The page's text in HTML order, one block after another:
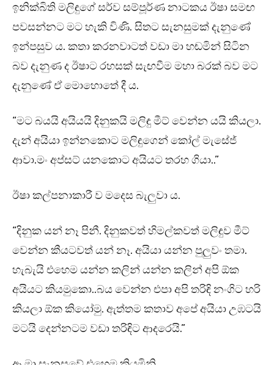
ඉනික්බිති මලිඳුගේ සර්ව සම්පූර්ණ නාටකය ඊෂා සමඟ
පවසන්නට මට හැකි විණි. සිතට සැනසුමක් දැනුණේ
ඉන්පසුව ය. කතා කරනවාටත් වඩා මා හඬමින් සිටින
බව දැනුණ ද ඊෂාට රහසක් සැඟවීම මහා බරක් බව මට
දැනුණේ ඒ මොහොතේ දී ය.
“මට බයයි අයියයි දිනුකයි මලිඳු මීට් වෙන්න යයි කියලා.
දැන් අයියා ඉන්නකොට මලිඳුගෙන් කෝල් මැසේජ්
ආවා.මං අප්සට් යනකොට අයියට තරහ ගියා..”
ඊෂා කල්පනාකාරී ව මදෙස බැලුවා ය.
“දිනුක යන් නෑ පිනී. දිනුකවත් හිමල්කවත් මලිඳුව මීට්
වෙන්න කීයටවත් යන් නෑ. අයියා යන්න පුලුවං තමා.
හැබැයි එහෙම යන්න කලින් යන්න කලින් අපි ඕක
අයියට කියමුකො..බය වෙන්න එපා අපි තරිඳි නංගිට හරි
කියලා ඕක කියෝමු. ඇත්තම කතාව අපේ අයියා උඹටයි
මටයි දෙන්නටම වඩා තරිඳිට ආදරෙයි.”